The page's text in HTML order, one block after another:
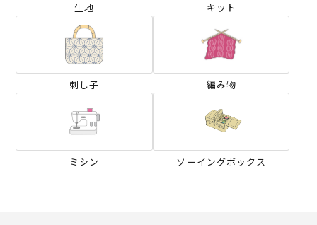
生地 キット
刺し子 編み物
ミシン ソーイングボックス